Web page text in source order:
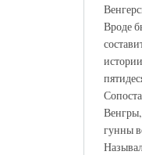
Вроде
гунны